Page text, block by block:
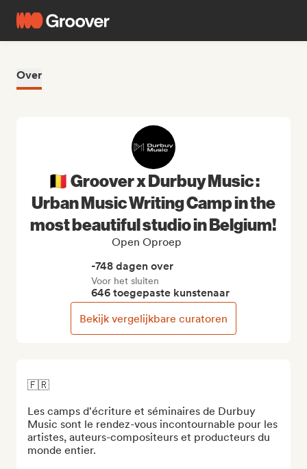
Over
🇫🇷
Les camps d'écriture et séminaires de Durbuy
Music sont le rendez-vous incontournable pour les
artistes, auteurs-compositeurs et producteurs du
monde entier.
🇧🇪 Groover x Durbuy Music :
Urban Music Writing Camp in the
most beautiful studio in Belgium!
Open Oproep
-748 dagen over
Voor het sluiten
646 toegepaste kunstenaar
Bekijk vergelijkbare curatoren